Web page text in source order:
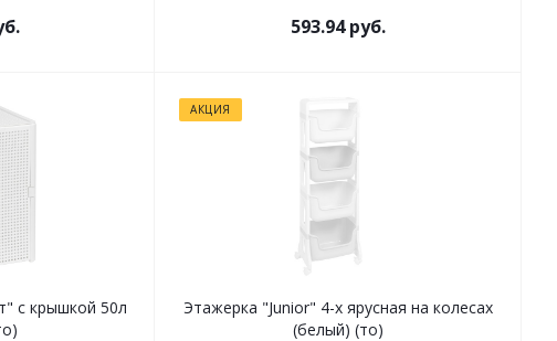
593.94руб.
с крышкой 50л
(то)
АКЦИЯ
Этажерка "Junior" 4-х ярусная на колесах
(белый) (то)